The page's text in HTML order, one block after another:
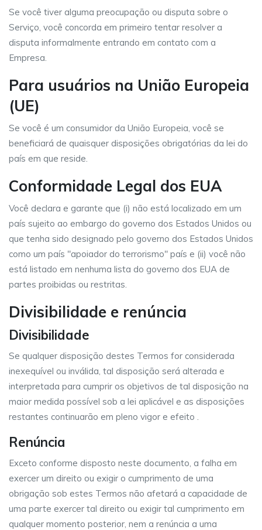
Se você tiver alguma preocupação ou disputa sobre o
Serviço, você concorda em primeiro tentar resolver a
disputa informalmente entrando em contato com a
Empresa.
Para usuários na União Europeia
(UE)
Se você é um consumidor da União Europeia, você se
beneficiará de quaisquer disposições obrigatórias da lei do
país em que reside.
Conformidade Legal dos EUA
Você declara e garante que (i) não está localizado em um
país sujeito ao embargo do governo dos Estados Unidos ou
que tenha sido designado pelo governo dos Estados Unidos
como um país "apoiador do terrorismo" país e (ii) você não
está listado em nenhuma lista do governo dos EUA de
partes proibidas ou restritas.
Divisibilidade e renúncia
Divisibilidade
Se qualquer disposição destes Termos for considerada
inexequível ou inválida, tal disposição será alterada e
interpretada para cumprir os objetivos de tal disposição na
maior medida possível sob a lei aplicável e as disposições
restantes continuarão em pleno vigor e efeito .
Renúncia
Exceto conforme disposto neste documento, a falha em
exercer um direito ou exigir o cumprimento de uma
obrigação sob estes Termos não afetará a capacidade de
uma parte exercer tal direito ou exigir tal cumprimento em
qualquer momento posterior, nem a renúncia a uma